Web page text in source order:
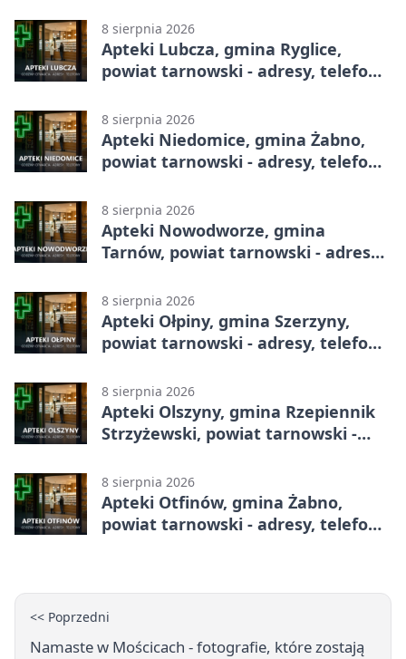
8 sierpnia 2026
Apteki Lubcza, gmina Ryglice,
powiat tarnowski - adresy, telefony,
8 sierpnia 2026
Apteki Niedomice, gmina Żabno,
powiat tarnowski - adresy, telefony,
8 sierpnia 2026
Apteki Nowodworze, gmina
Tarnów, powiat tarnowski - adresy,
8 sierpnia 2026
Apteki Ołpiny, gmina Szerzyny,
powiat tarnowski - adresy, telefony,
8 sierpnia 2026
Apteki Olszyny, gmina Rzepiennik
Strzyżewski, powiat tarnowski -
8 sierpnia 2026
Apteki Otfinów, gmina Żabno,
powiat tarnowski - adresy, telefony,
<< Poprzedni
Namaste w Mościcach - fotografie, które zostają